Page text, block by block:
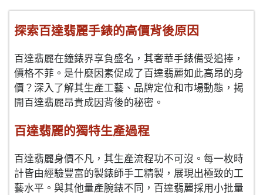
探索百達翡麗手錶的高價背後原因
百達翡麗在鐘錶界享負盛名，其奢華手錶備受追捧，
價格不菲。是什麼因素促成了百達翡麗如此高昂的身
價？深入了解其生產工藝、品牌定位和市場動態，揭
開百達翡麗昂貴成因背後的秘密。
百達翡麗的獨特生產過程
百達翡麗身價不凡，其生產流程功不可沒。每一枚時
計皆由經驗豐富的製錶師手工精製，展現出極致的工
藝水平。與其他量產腕錶不同，百達翡麗採用小批量